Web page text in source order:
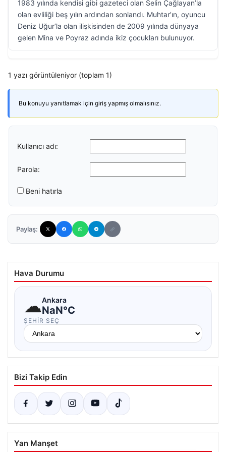
1983 yılında kendisi gibi gazeteci olan Selin Çağlayan’la
olan evliliği beş yılın ardından sonlandı. Muhtar’ın, oyuncu
Deniz Uğur’la olan ilişkisinden de 2009 yılında dünyaya
gelen Mina ve Poyraz adında ikiz çocukları bulunuyor.
1 yazı görüntüleniyor (toplam 1)
Bu konuyu yanıtlamak için giriş yapmış olmalısınız.
Kullanıcı adı:
Parola:
Beni hatırla
Paylaş:
Hava Durumu
☁Ankara
NaN°C
ŞEHIR SEÇ
Bizi Takip Edin
Yan Manşet